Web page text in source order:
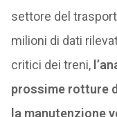
settore del
milioni di dati
critici dei treni,
prossime rotture
la manutenzione